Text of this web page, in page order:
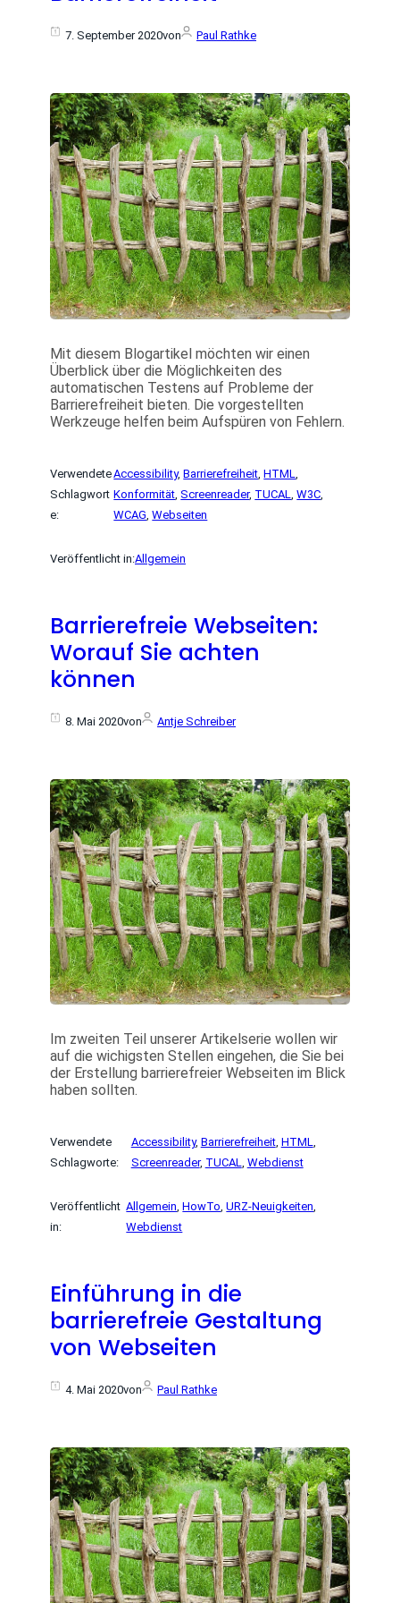
7. September 2020von Paul Rathke
Mit diesem Blogartikel möchten wir einen
Überblick über die Möglichkeiten des
automatischen Testens auf Probleme der
Barrierefreiheit bieten. Die vorgestellten
Werkzeuge helfen beim Aufspüren von Fehlern.
Verwendete
Schlagwort
e:
Accessibility, Barrierefreiheit , HTML
Konformität , Screenreader, TUCAL , W3C
WCAG , Webseiten
Veröffentlicht in:Allgemein
Barrierefreie Webseiten:
Worauf Sie achten
können
8. Mai 2020von Antje Schreiber
Im zweiten Teil unserer Artikelserie wollen wir
auf die wichigsten Stellen eingehen, die Sie bei
der Erstellung barrierefreier Webseiten im Blick
haben sollten.
Verwendete
Schlagworte:
Accessibility, Barrierefreiheit, HTML
Screenreader, TUCAL, Webdienst
Veröffentlicht
in:
Allgemein, HowTo, URZ-Neuigkeiten
Webdienst
Einführung in die
barrierefreie Gestaltung
von Webseiten
4. Mai 2020von Paul Rathke